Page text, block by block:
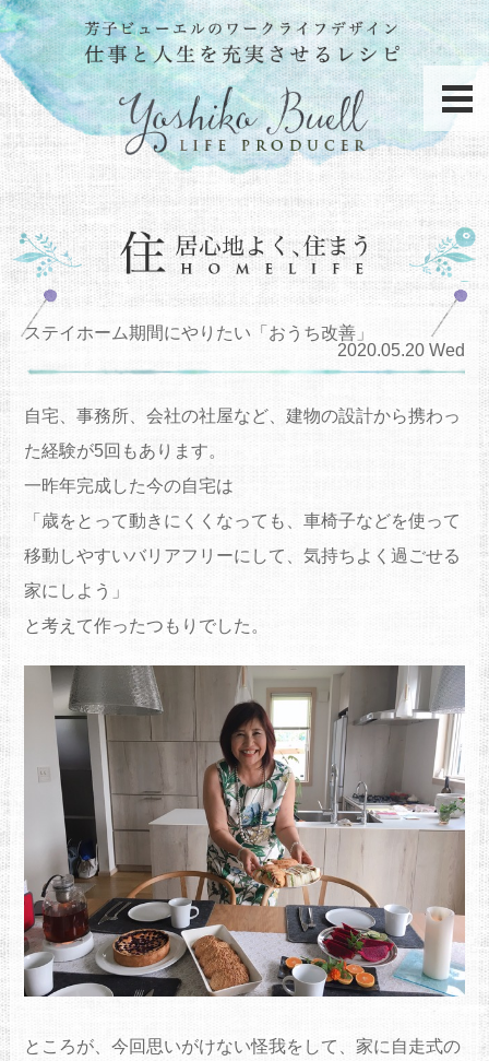
ステイホーム期間にやりたい「おうち改善」
2020.05.20 Wed
自宅、事務所、会社の社屋など、建物の設計から携わっ
た経験が5回もあります。
一昨年完成した今の自宅は
「歳をとって動きにくくなっても、車椅子などを使って
移動しやすいバリアフリーにして、気持ちよく過ごせる
家にしよう」
と考えて作ったつもりでした。
ところが、今回思いがけない怪我をして、家に自走式の